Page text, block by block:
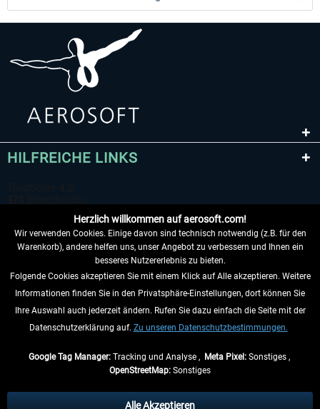
HILFREICHE LINKS
VERTRAG WIDERRUFEN
INFORMATIONEN
anders beschrieben.
Herzlich willkommen auf aerosoft.com!
Wir verwenden Cookies. Einige davon sind technisch notwendig (z.B. für den
Warenkorb), andere helfen uns, unser Angebot zu verbessern und Ihnen ein
besseres Nutzererlebnis zu bieten.
Folgende Cookies akzeptieren Sie mit einem Klick auf Alle akzeptieren. Weitere
Informationen finden Sie in den Privatsphäre-Einstellungen, dort können Sie
Ihre Auswahl auch jederzeit ändern. Rufen Sie dazu einfach die Seite mit der
Datenschutzerklärung auf. Zu unseren Datenschutzbestimmungen.
Google Tag Manager:Tracking und Analyse , Meta Pixel:Sonstiges ,
OpenStreetMap: Sonstiges
Alle Akzeptieren